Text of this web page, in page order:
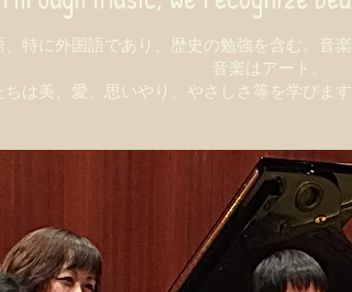
特に外国語であり、歴史の勉強を含む。音
音楽はアート。
は美、愛、思いやり、やさしさ等を学びま